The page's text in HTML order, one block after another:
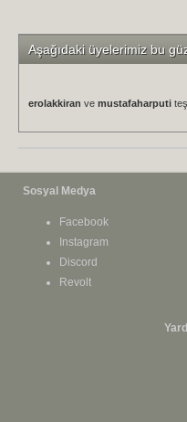
Aşağıdaki üyelerimiz bu
erolakkiran ve mustafaharputi
Sosyal Medya
Facebook
Instagram
Discord
Revolt